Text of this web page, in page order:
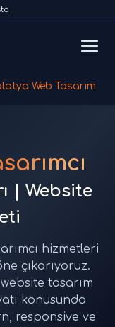
Web Tasarım
| Website
hizmetleri
çıkarıyoruz.
tasarım
konusunda
responsive ve